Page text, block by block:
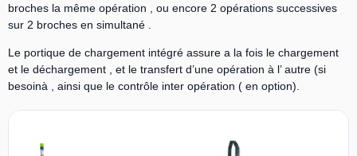
broches la même opération , ou encore 2 opérations successives
sur 2 broches en simultané .
Le portique de chargement intégré assure a la fois le chargement
et le déchargement , et le transfert d’une opération à l’ autre (si
besoinà , ainsi que le contrôle inter opération ( en option).